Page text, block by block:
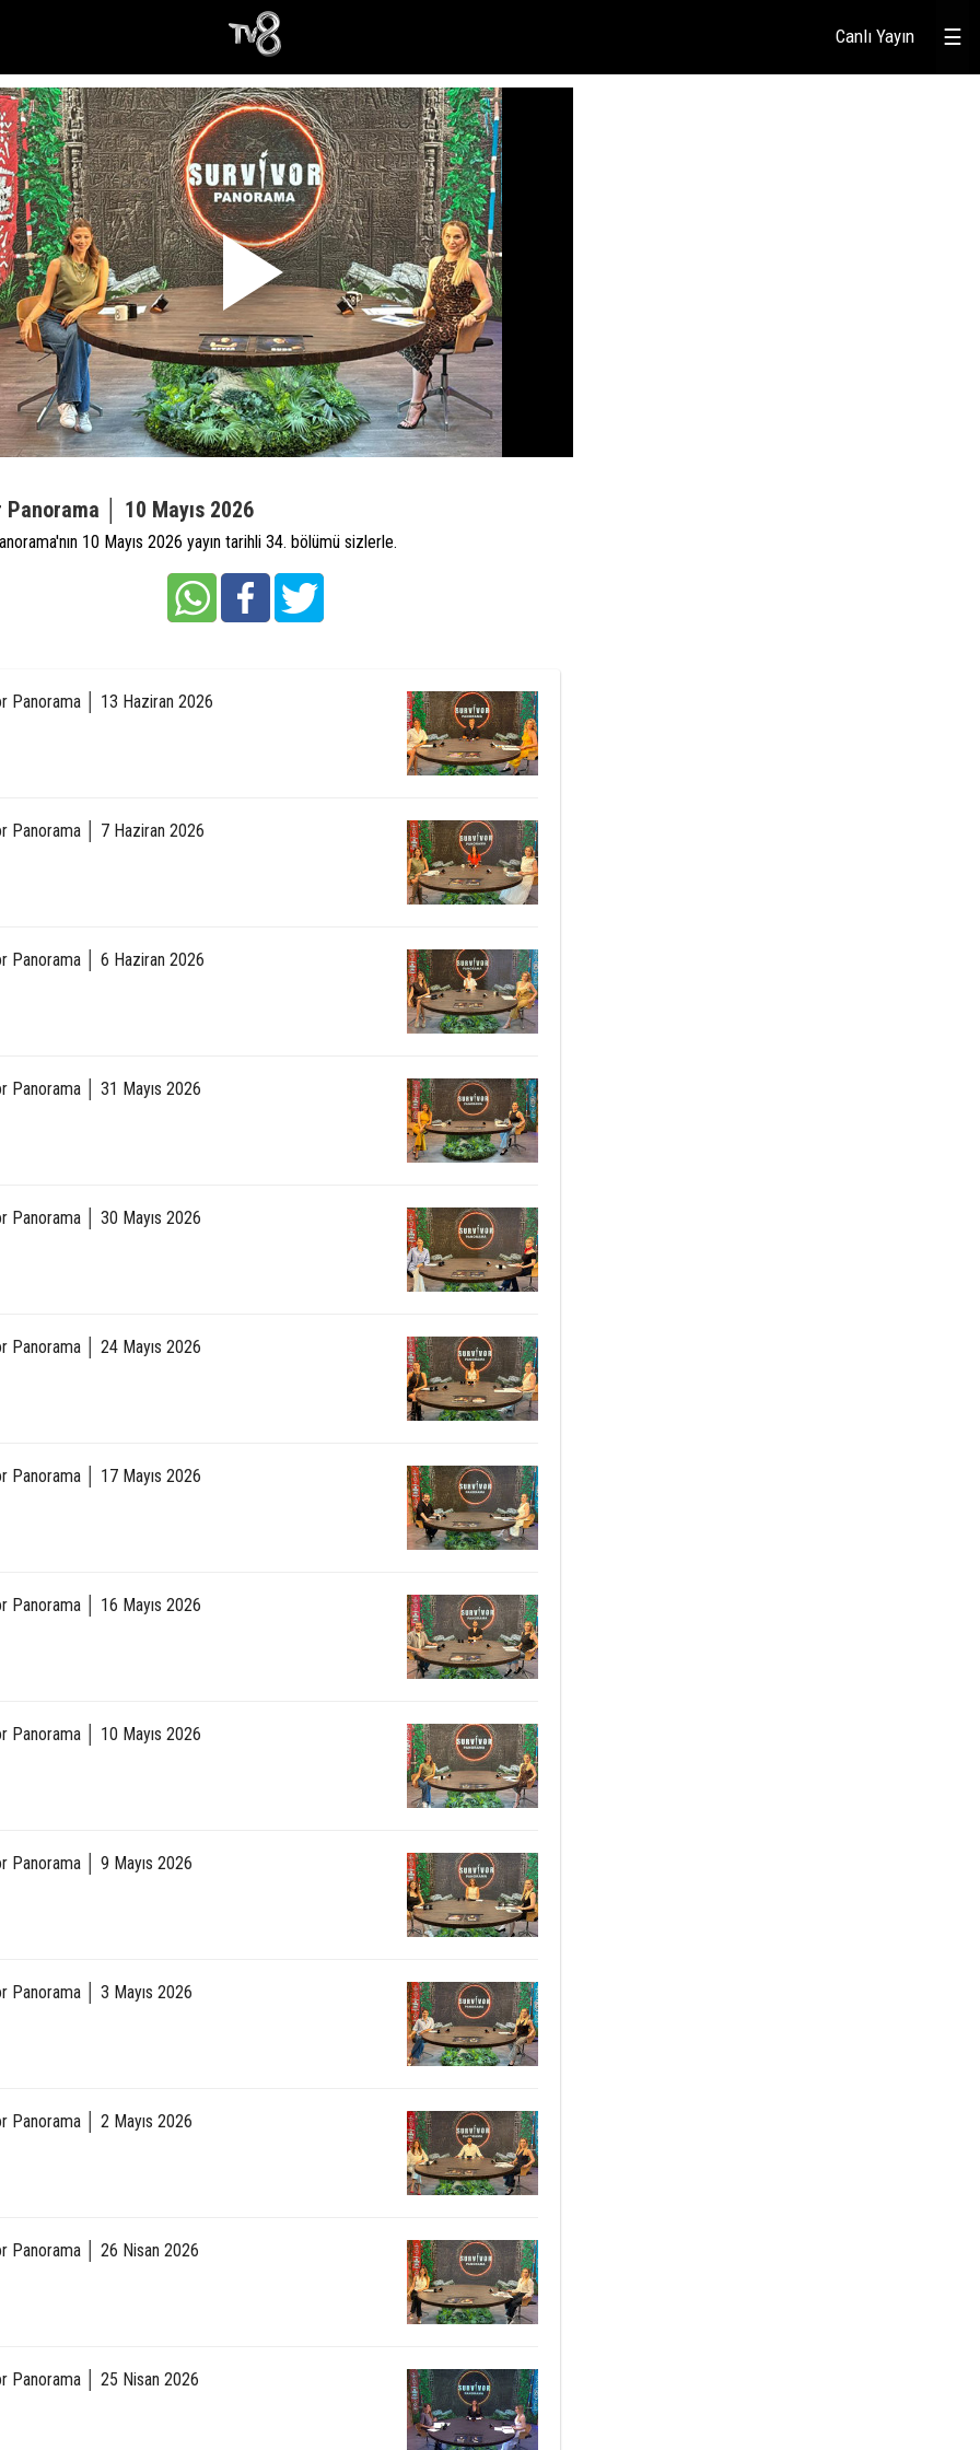
☰
Canlı Yayın
Panorama │ 10 Mayıs 2026
10 Mayıs 2026 yayın tarihli 34. bölümü sizlerle.
Panorama │ 13 Haziran 2026
Panorama │ 7 Haziran 2026
Panorama │ 6 Haziran 2026
Panorama │ 31 Mayıs 2026
Panorama │ 30 Mayıs 2026
Panorama │ 24 Mayıs 2026
Panorama │ 17 Mayıs 2026
Panorama │ 16 Mayıs 2026
Panorama │ 10 Mayıs 2026
Panorama │ 9 Mayıs 2026
Panorama │ 3 Mayıs 2026
Panorama │ 2 Mayıs 2026
Panorama │ 26 Nisan 2026
Panorama │ 25 Nisan 2026